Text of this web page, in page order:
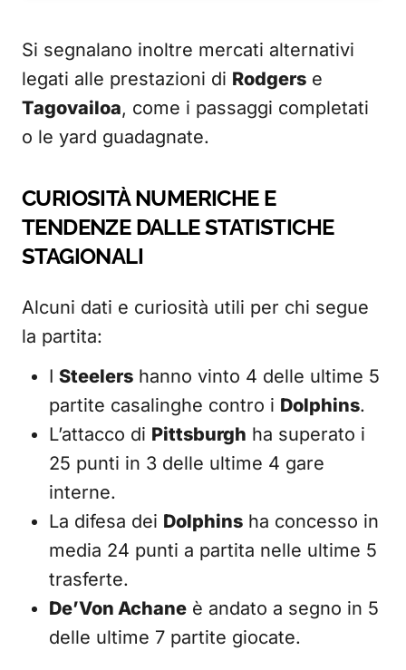
Si segnalano inoltre mercati alternativi
legati alle prestazioni di Rodgers e
Tagovailoa, come i passaggi completati
o le yard guadagnate.
CURIOSITÀ NUMERICHE E
TENDENZE DALLE STATISTICHE
STAGIONALI
Alcuni dati e curiosità utili per chi segue
la partita:
I Steelers hanno vinto 4 delle ultime 5
partite casalinghe contro i Dolphins.
L’attacco di Pittsburgh ha superato i
25 punti in 3 delle ultime 4 gare
interne.
La difesa dei Dolphins ha concesso in
media 24 punti a partita nelle ultime 5
trasferte.
De’Von Achane è andato a segno in 5
delle ultime 7 partite giocate.